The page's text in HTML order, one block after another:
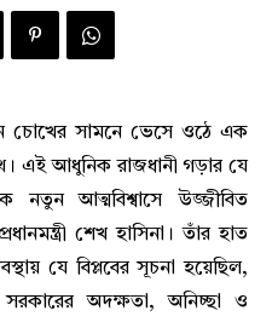
চোখের সামনে ভেসে ওঠে এক
এই আধুনিক রাজধানী গড়ার যে
নতুন আত্মবিশ্বাসে উজ্জীবিত
শেখ হাসিনা। তাঁর হাত
যে বিপ্লবের সূচনা হয়েছিল,
অদক্ষতা, অনিচ্ছা ও